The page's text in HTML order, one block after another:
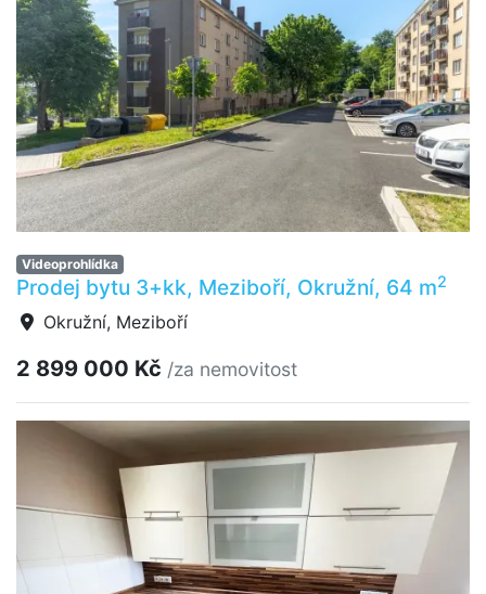
Videoprohlídka
Prodej bytu 3+kk, Meziboří, Okružní, 64 m2
Okružní, Meziboří
2 899 000 Kč /za nemovitost